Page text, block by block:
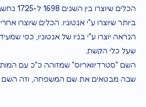
הכלים
ביותר שיוצרו ע"י אנטוניו. הכלים שיוצרו
הנראה יוצרו ע"י בניו של אנטוניו, כפי
שעל כלי הקשת.
השם "סטרדיוואריוס" שמזוהה כ"כ עם
שבה מבטאים את שם המשפחה, וזה השם